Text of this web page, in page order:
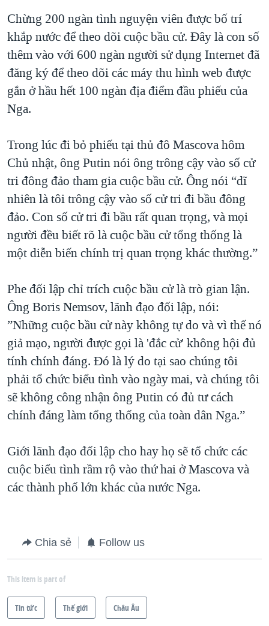
Chừng 200 ngàn tình nguyện viên được bố trí
khắp nước để theo dõi cuộc bầu cử. Đây là con số
thêm vào với 600 ngàn người sử dụng Internet đã
đăng ký để theo dõi các máy thu hình web được
gắn ở hầu hết 100 ngàn địa điểm đầu phiếu của
Nga.
Trong lúc đi bỏ phiếu tại thủ đô Mascova hôm
Chủ nhật, ông Putin nói ông trông cậy vào số cử
tri đông đảo tham gia cuộc bầu cử. Ông nói “dĩ
nhiên là tôi trông cậy vào số cử tri đi bầu đông
đảo. Con số cử tri đi bầu rất quan trọng, và mọi
người đều biết rõ là cuộc bầu cử tổng thống là
một diễn biến chính trị quan trọng khác thường.”
Phe đối lập chỉ trích cuộc bầu cử là trò gian lận.
Ông Boris Nemsov, lãnh đạo đối lập, nói:
”Những cuộc bầu cử này không tự do và vì thế nó
giả mạo, người được gọi là 'đắc cử' không hội đủ
tính chính đáng. Đó là lý do tại sao chúng tôi
phải tổ chức biểu tình vào ngày mai, và chúng tôi
sẽ không công nhận ông Putin có đủ tư cách
chính đáng làm tổng thống của toàn dân Nga.”
Giới lãnh đạo đối lập cho hay họ sẽ tổ chức các
cuộc biểu tình rầm rộ vào thứ hai ở Mascova và
các thành phố lớn khác của nước Nga.
Chia sẻ Follow us
This item is part of
Tin tức Thế giới Châu Âu